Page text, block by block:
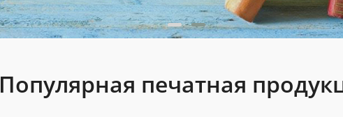
Популярная печатная